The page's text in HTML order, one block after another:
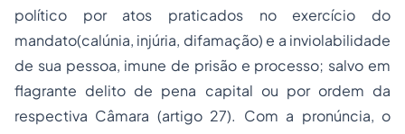
político por atos praticados no exercício do
mandato(calúnia, injúria, difamação) e a inviolabilidade
de sua pessoa, imune de prisão e processo; salvo em
flagrante delito de pena capital ou por ordem da
respectiva Câmara (artigo 27). Com a pronúncia, o